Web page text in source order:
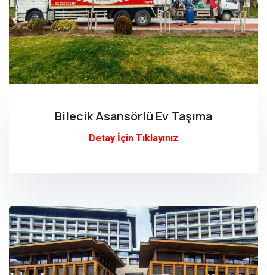
Bilecik Asansörlü Ev Taşıma
Detay İçin Tıklayınız